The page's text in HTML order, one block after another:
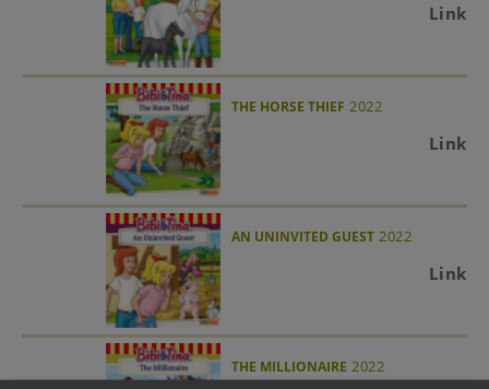
Link
THE HORSE THIEF 2022
Link
AN UNINVITED GUEST 2022
Link
THE MILLIONAIRE 2022